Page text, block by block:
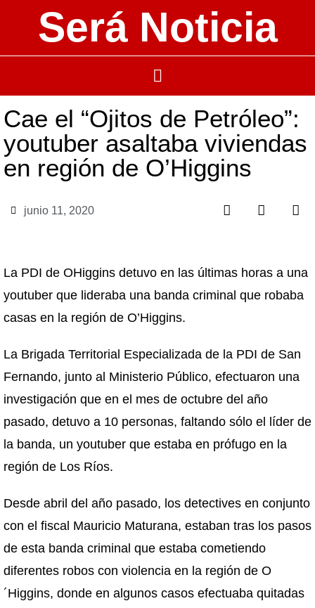
Será Noticia
Cae el “Ojitos de Petróleo”:
youtuber asaltaba viviendas
en región de O’Higgins
junio 11, 2020
La PDI de OHiggins detuvo en las últimas horas a una
youtuber que lideraba una banda criminal que robaba
casas en la región de O’Higgins.
La Brigada Territorial Especializada de la PDI de San
Fernando, junto al Ministerio Público, efectuaron una
investigación que en el mes de octubre del año
pasado, detuvo a 10 personas, faltando sólo el líder de
la banda, un youtuber que estaba en prófugo en la
región de Los Ríos.
Desde abril del año pasado, los detectives en conjunto
con el fiscal Mauricio Maturana, estaban tras los pasos
de esta banda criminal que estaba cometiendo
diferentes robos con violencia en la región de O
´Higgins, donde en algunos casos efectuaba quitadas